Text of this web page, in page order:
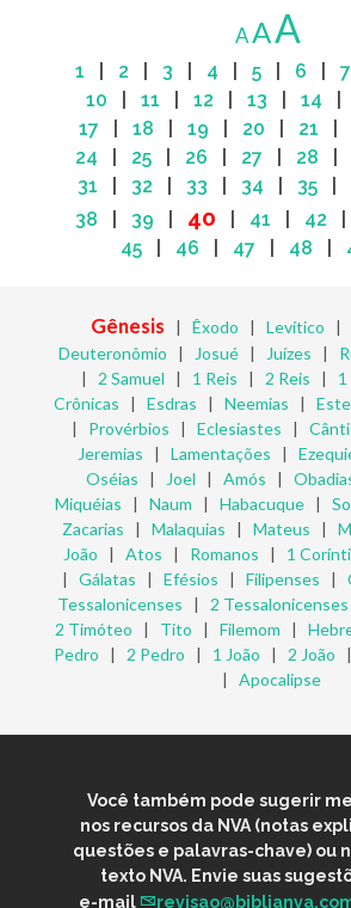
AAA
1 2 3 4 5| 6 7
10
11 12 13 14
17
18 19 20 21
24
25 26 27 28
31
32 33 34 35
38
39 40 41 42
45| 46 47 48
Gênesis | Êxodo | Levítico |
Deuteronômio | Josué| Juízes |
| 2 Samuel | 1 Reis | 2 Reis |
Crônicas | Esdras | Neemias |
| Provérbios | Eclesiastes |
Jeremias | Lamentações |
Oséias | Joel | Amós |
Miquéias | Naum | Habacuque|
Zacarias | Malaquias | Mateus |
João | Atos | Romanos | 1
| Gálatas | Efésios | Filipenses |
Tessalonicenses | 2 Tessalonicenses
2 Timóteo | Tito | Filemom |
Pedro | 2 Pedro | 1 João | 2 João
| Apocalipse
Você também pode sugerir
nos recursos da NVA (notas
questões e palavras-chave) ou
texto NVA. Envie suas
e-mail